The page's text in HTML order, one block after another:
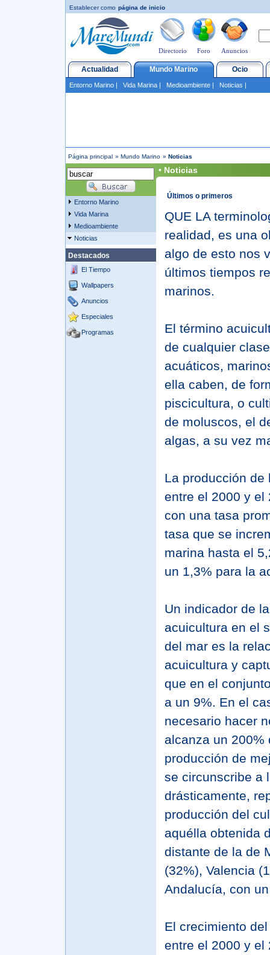
Establecer como página de inicio
Directorio Foro Anuncios
Actualidad Mundo Marino Ocio
Entorno Marino| Vida Marina| Medioambiente| Noticias |
Página principal » Mundo Marino » Noticias
Entorno Marino
Vida Marina
Medioambiente
Noticias
Destacados
El Tiempo
Wallpapers
Anuncios
Especiales
Programas
• Noticias
Últimos o primeros
QUE LA
realidad, es una
algo de esto nos
últimos tiempos
marinos.
El término
de cualquier
acuáticos,
ella caben, de
piscicultura, o
de moluscos, el
algas, a su vez
La producción de
entre el 2000 y el
con una tasa
tasa que se
marina hasta el
un 1,3% para la
Un indicador de
acuicultura en el
del mar es la
acuicultura y
que en el
a un 9%. En el
necesario hacer
alcanza un 200%
producción de
se circunscribe a
drásticamente,
producción del
aquélla obtenida
distante de la de
(32%), Valencia
Andalucía, con
El crecimiento
entre el 2000 y el